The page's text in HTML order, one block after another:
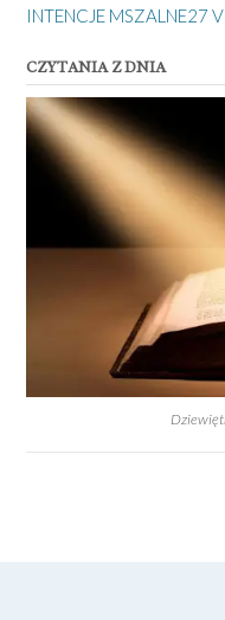
INTENCJE MSZALNE27
CZYTANIA Z DNIA